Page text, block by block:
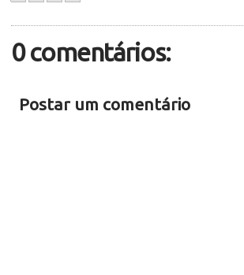
0 comentários:
Postar um comentário